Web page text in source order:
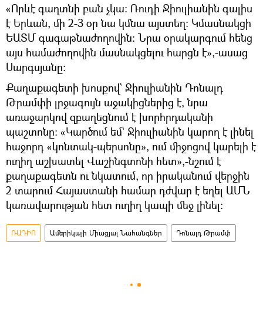
«Որևէ գաղտնի բան չկա։ Ռուդի Ջիուլիանին գալիս
է Երևան, մի 2-3 օր նա կմնա այստեղ։ Կմասնակցի
ԵԱՏՄ գագաթնաժողովին։ Նրա օրակարգում հենց
այս համաժողովին մասնակցելու հարցն է»,-ասաց
Սարգսյանը։
Քաղաքագետի խոսքով` Ջիուլիանին Դոնալդ
Թրամփի լրջագույն աջակիցներից է, նրա
առաջարկով զբաղեցնում է խորհրդականի
պաշտոնը։ «Կարծում եմ` Ջիուլիանին կարող է լինել
հաջորդ «կոնտակ-պերսոնը», ում միջոցով կարելի է
ուղիղ աշխատել Վաշինգտոնի հետ»,-նշում է
քաղաքագետն ու նկատում, որ իրականում վերջին
2 տարում Հայաստանի համար դժվար է եղել ԱՄՆ
կառավարության հետ ուղիղ կապի մեջ լինել։
ՌԱԴԻՈ Ամերիկայի Միացյալ Նահանգներ Դոնալդ Թրամփ